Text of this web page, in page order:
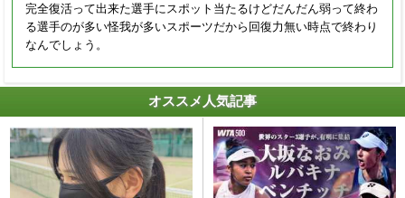
完全復活って出来た選手にスポット当たるけどだんだん弱って終わ
る選手のが多い怪我が多いスポーツだから回復力無い時点で終わり
なんでしょう。
オススメ人気記事